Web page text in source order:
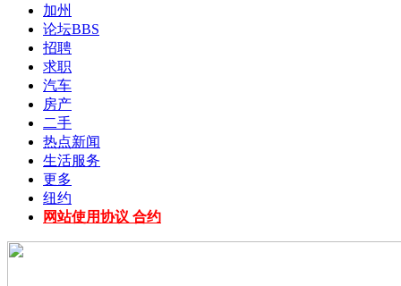
加州
论坛BBS
招聘
求职
汽车
房产
二手
热点新闻
生活服务
更多
纽约
网站使用协议 合约